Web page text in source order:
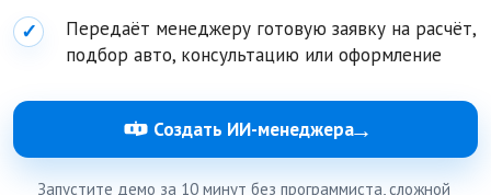
✓
Передаёт менеджеру готовую заявку на расчёт,
подбор авто, консультацию или оформление
Создать ИИ-менеджера→
Запустите демо за 10 минут без программиста, сложной